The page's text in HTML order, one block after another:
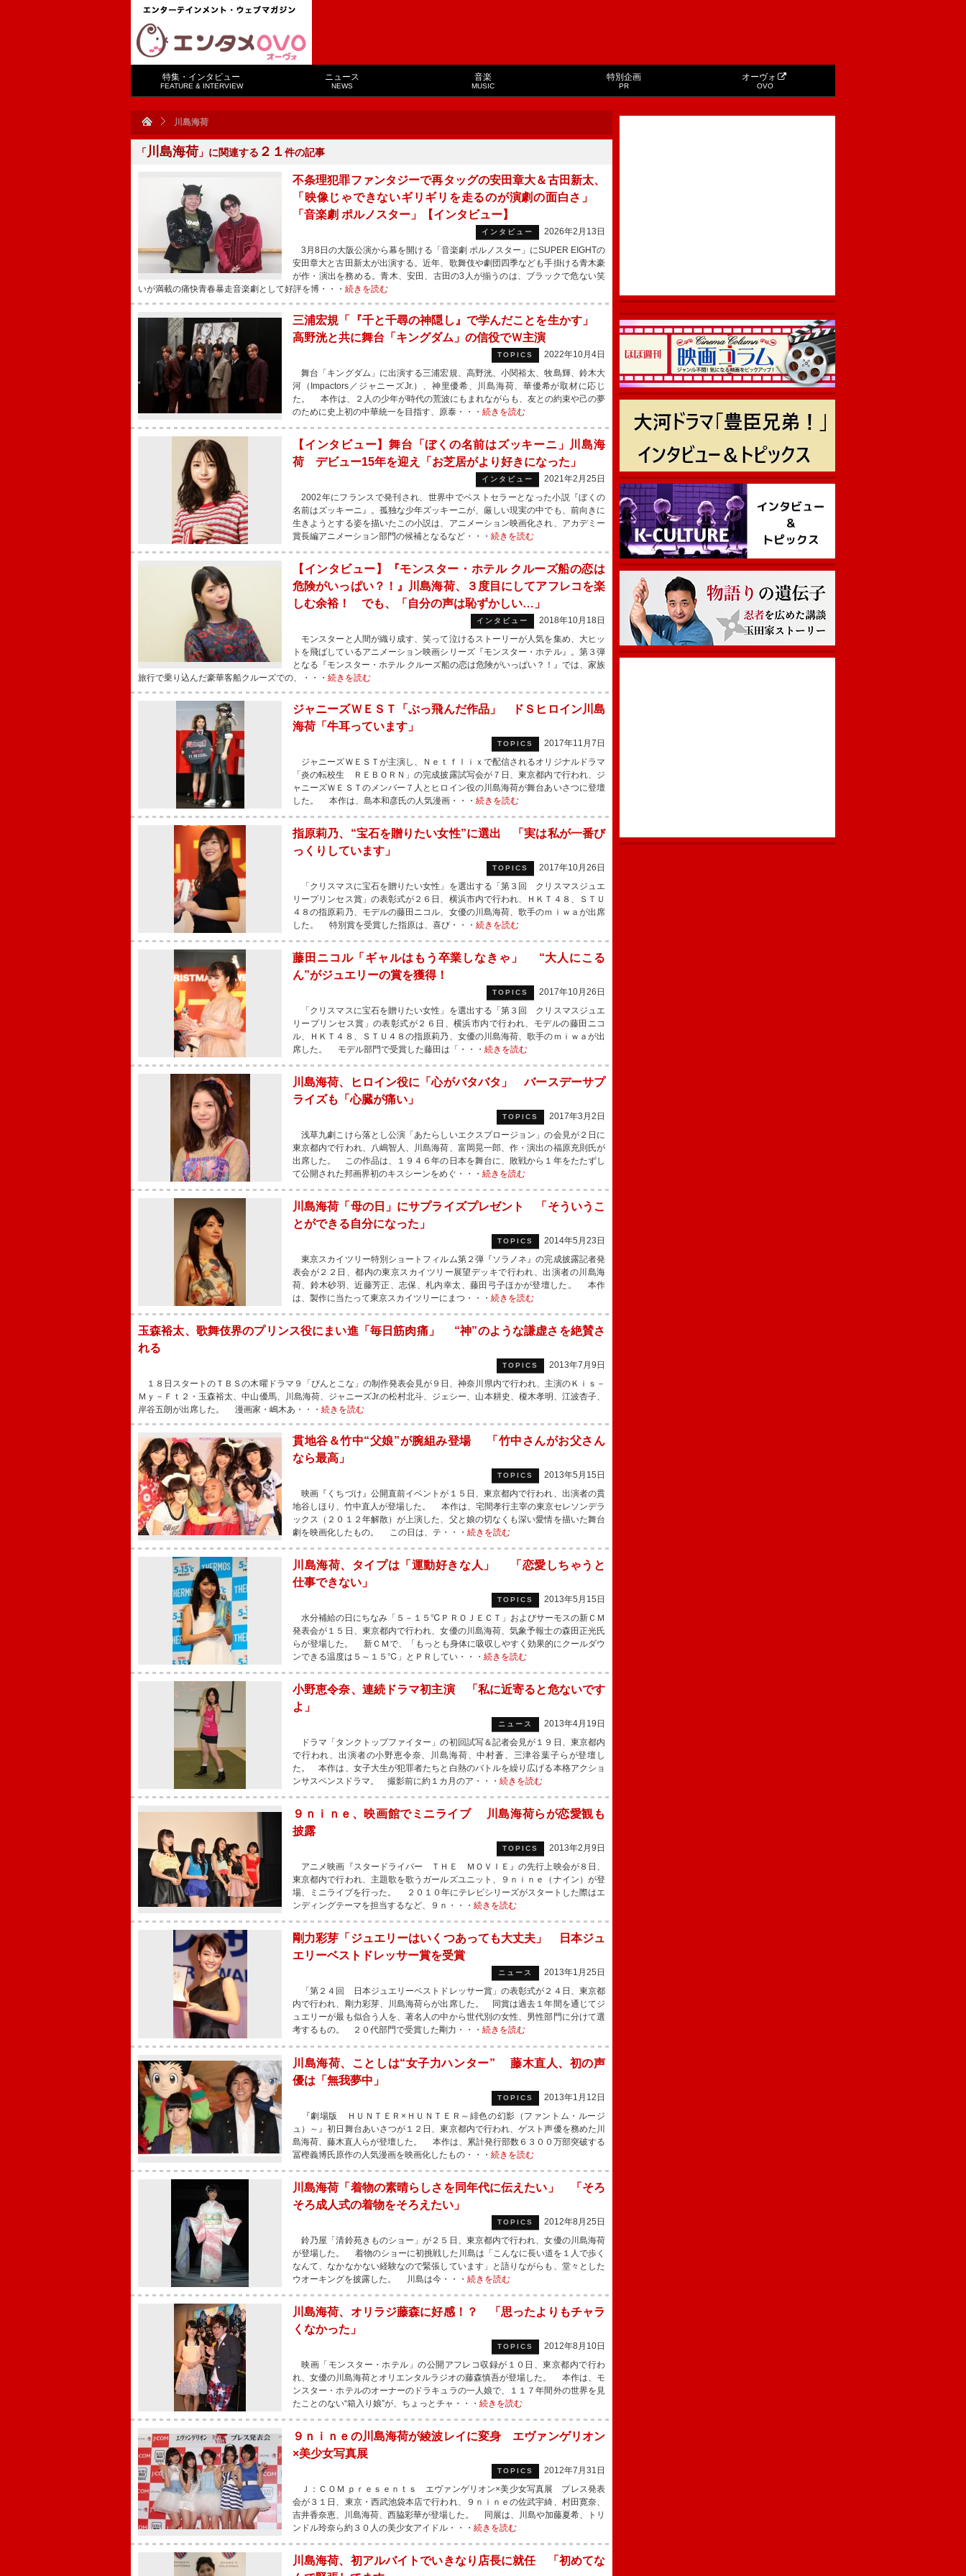
特集・インタビュー
FEATURE & INTERVIEW
ニュース
NEWS
音楽
MUSIC
特別企画
PR
オーヴォ
OVO
川島海荷
「川島海荷 」に関連する ２１ 件の記事
不条理犯罪ファンタジーで再タッグの安田章大＆古田新太、
「映像じゃできないギリギリを走るのが演劇の面白さ」
「音楽劇 ポルノスター」【インタビュー】
インタビュー
2026年2月13日
3月8日の大阪公演から幕を開ける「音楽劇 ポルノスター」にSUPER EIGHTの
安田章大と古田新太が出演する。近年、歌舞伎や劇団四季なども手掛ける青木豪
が作・演出を務める。青木、安田、古田の3人が揃うのは、ブラックで危ない笑
いが満載の痛快青春暴走音楽劇として好評を博・・・ 続きを読む
三浦宏規「『千と千尋の神隠し』で学んだことを生かす」
高野洸と共に舞台「キングダム」の信役でＷ主演
TOPICS
2022年10月4日
舞台「キングダム」に出演する三浦宏規、高野洸、小関裕太、牧島輝、鈴木大
河（Impactors／ジャニーズJr.）、神里優希、川島海荷、華優希が取材に応じ
た。 本作は、２人の少年が時代の荒波にもまれながらも、友との約束や己の夢
のために史上初の中華統一を目指す、原泰・・・ 続きを読む
【インタビュー】舞台「ぼくの名前はズッキーニ」川島海
荷 デビュー15年を迎え「お芝居がより好きになった」
インタビュー
2021年2月25日
2002年にフランスで発刊され、世界中でベストセラーとなった小説『ぼくの
名前はズッキーニ』。孤独な少年ズッキーニが、厳しい現実の中でも、前向きに
生きようとする姿を描いたこの小説は、アニメーション映画化され、アカデミー
賞長編アニメーション部門の候補となるなど・・・ 続きを読む
【インタビュー】『モンスター・ホテル クルーズ船の恋は
危険がいっぱい？！』川島海荷、３度目にしてアフレコを楽
しむ余裕！ でも、「自分の声は恥ずかしい…」
インタビュー
2018年10月18日
モンスターと人間が織り成す、笑って泣けるストーリーが人気を集め、大ヒッ
トを飛ばしているアニメーション映画シリーズ『モンスター・ホテル』。第３弾
となる『モンスター・ホテル クルーズ船の恋は危険がいっぱい？！』では、家族
旅行で乗り込んだ豪華客船クルーズでの、・・・ 続きを読む
ジャニーズＷＥＳＴ「ぶっ飛んだ作品」 ドＳヒロイン川島
海荷「牛耳っています」
TOPICS
2017年11月7日
ジャニーズＷＥＳＴが主演し、Ｎｅｔｆｌｉｘで配信されるオリジナルドラマ
「炎の転校生 ＲＥＢＯＲＮ」の完成披露試写会が７日、東京都内で行われ、ジ
ャニーズＷＥＳＴのメンバー７人とヒロイン役の川島海荷が舞台あいさつに登壇
した。 本作は、島本和彦氏の人気漫画・・・ 続きを読む
指原莉乃、“宝石を贈りたい女性”に選出 「実は私が一番び
っくりしています」
TOPICS
2017年10月26日
「クリスマスに宝石を贈りたい女性」を選出する「第３回 クリスマスジュエ
リープリンセス賞」の表彰式が２６日、横浜市内で行われ、ＨＫＴ４８、ＳＴＵ
４８の指原莉乃、モデルの藤田ニコル、女優の川島海荷、歌手のｍｉｗａが出席
した。 特別賞を受賞した指原は、喜び・・・ 続きを読む
藤田ニコル「ギャルはもう卒業しなきゃ」 “大人にこる
ん”がジュエリーの賞を獲得！
TOPICS
2017年10月26日
「クリスマスに宝石を贈りたい女性」を選出する「第３回 クリスマスジュエ
リープリンセス賞」の表彰式が２６日、横浜市内で行われ、モデルの藤田ニコ
ル、ＨＫＴ４８、ＳＴＵ４８の指原莉乃、女優の川島海荷、歌手のｍｉｗａが出
席した。 モデル部門で受賞した藤田は「・・・ 続きを読む
川島海荷、ヒロイン役に「心がバタバタ」 バースデーサプ
ライズも「心臓が痛い」
TOPICS
2017年3月2日
浅草九劇こけら落とし公演「あたらしいエクスプロージョン」の会見が２日に
東京都内で行われ、八嶋智人、川島海荷、富岡晃一郎、作・演出の福原充則氏が
出席した。 この作品は、１９４６年の日本を舞台に、敗戦から１年をたたずし
て公開された邦画界初のキスシーンをめぐ・・・ 続きを読む
川島海荷「母の日」にサプライズプレゼント 「そういうこ
とができる自分になった」
TOPICS
2014年5月23日
東京スカイツリー特別ショートフィルム第２弾『ソラノネ』の完成披露記者発
表会が２２日、都内の東京スカイツリー展望デッキで行われ、出演者の川島海
荷、鈴木砂羽、近藤芳正、志保、札内幸太、藤田弓子ほかが登壇した。 本作
は、製作に当たって東京スカイツリーにまつ・・・ 続きを読む
玉森裕太、歌舞伎界のプリンス役にまい進「毎日筋肉痛」 “神”のような謙虚さを絶賛さ
れる
TOPICS
2013年7月9日
１８日スタートのＴＢＳの木曜ドラマ９「ぴんとこな」の制作発表会見が９日、神奈川県内で行われ、主演のＫｉｓ－
Ｍｙ－Ｆｔ２・玉森裕太、中山優馬、川島海荷、ジャニーズJr.の松村北斗、ジェシー、山本耕史、榎木孝明、江波杏子、
岸谷五朗が出席した。 漫画家・嶋木あ・・・ 続きを読む
貫地谷＆竹中“父娘”が腕組み登場 「竹中さんがお父さん
なら最高」
TOPICS
2013年5月15日
映画『くちづけ』公開直前イベントが１５日、東京都内で行われ、出演者の貫
地谷しほり、竹中直人が登場した。 本作は、宅間孝行主宰の東京セレソンデラ
ックス（２０１２年解散）が上演した、父と娘の切なくも深い愛情を描いた舞台
劇を映画化したもの。 この日は、テ・・・ 続きを読む
川島海荷、タイプは「運動好きな人」 「恋愛しちゃうと
仕事できない」
TOPICS
2013年5月15日
水分補給の日にちなみ「５－１５℃ＰＲＯＪＥＣＴ」およびサーモスの新ＣＭ
発表会が１５日、東京都内で行われ、女優の川島海荷、気象予報士の森田正光氏
らが登場した。 新ＣＭで、「もっとも身体に吸収しやすく効果的にクールダウ
ンできる温度は５～１５℃」とＰＲしてい・・・ 続きを読む
小野恵令奈、連続ドラマ初主演 「私に近寄ると危ないです
よ」
ニュース
2013年4月19日
ドラマ「タンクトップファイター」の初回試写＆記者会見が１９日、東京都内
で行われ、出演者の小野恵令奈、川島海荷、中村蒼、三津谷葉子らが登壇し
た。 本作は、女子大生が犯罪者たちと白熱のバトルを繰り広げる本格アクショ
ンサスペンスドラマ。 撮影前に約１カ月のア・・・ 続きを読む
９ｎｉｎｅ、映画館でミニライブ 川島海荷らが恋愛観も
披露
TOPICS
2013年2月9日
アニメ映画『スタードライバー ＴＨＥ ＭＯＶＩＥ』の先行上映会が８日、
東京都内で行われ、主題歌を歌うガールズユニット、９ｎｉｎｅ（ナイン）が登
場、ミニライブを行った。 ２０１０年にテレビシリーズがスタートした際はエ
ンディングテーマを担当するなど、９ｎ・・・ 続きを読む
剛力彩芽「ジュエリーはいくつあっても大丈夫」 日本ジュ
エリーベストドレッサー賞を受賞
ニュース
2013年1月25日
「第２４回 日本ジュエリーベストドレッサー賞」の表彰式が２４日、東京都
内で行われ、剛力彩芽、川島海荷らが出席した。 同賞は過去１年間を通じてジ
ュエリーが最も似合う人を、著名人の中から世代別の女性、男性部門に分けて選
考するもの。 ２０代部門で受賞した剛力・・・ 続きを読む
川島海荷、ことしは“女子力ハンター” 藤木直人、初の声
優は「無我夢中」
TOPICS
2013年1月12日
『劇場版 ＨＵＮＴＥＲ×ＨＵＮＴＥＲ～緋色の幻影（ファントム・ルージ
ュ）～』初日舞台あいさつが１２日、東京都内で行われ、ゲスト声優を務めた川
島海荷、藤木直人らが登壇した。 本作は、累計発行部数６３００万部突破する
冨樫義博氏原作の人気漫画を映画化したもの・・・ 続きを読む
川島海荷「着物の素晴らしさを同年代に伝えたい」 「そろ
そろ成人式の着物をそろえたい」
TOPICS
2012年8月25日
鈴乃屋「清鈴苑きものショー」が２５日、東京都内で行われ、女優の川島海荷
が登場した。 着物のショーに初挑戦した川島は「こんなに長い道を１人で歩く
なんて、なかなかない経験なので緊張しています」と語りながらも、堂々とした
ウオーキングを披露した。 川島は今・・・ 続きを読む
川島海荷、オリラジ藤森に好感！？ 「思ったよりもチャラ
くなかった」
TOPICS
2012年8月10日
映画「モンスター・ホテル」の公開アフレコ収録が１０日、東京都内で行わ
れ、女優の川島海荷とオリエンタルラジオの藤森慎吾が登場した。 本作は、モ
ンスター・ホテルのオーナーのドラキュラの一人娘で、１１７年間外の世界を見
たことのない“箱入り娘”が、ちょっとチャ・・・ 続きを読む
９ｎｉｎｅの川島海荷が綾波レイに変身 エヴァンゲリオン
×美少女写真展
TOPICS
2012年7月31日
Ｊ：ＣＯＭ ｐｒｅｓｅｎｔｓ エヴァンゲリオン×美少女写真展 プレス発表
会が３１日、東京・西武池袋本店で行われ、９ｎｉｎｅの佐武宇綺、村田寛奈、
吉井香奈恵、川島海荷、西脇彩華が登場した。 同展は、川島や加藤夏希、トリ
ンドル玲奈ら約３０人の美少女アイドル・・・ 続きを読む
川島海荷、初アルバイトでいきなり店長に就任 「初めてな